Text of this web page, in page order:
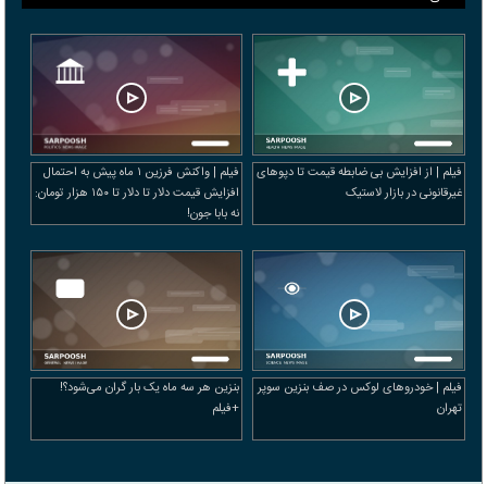
فیلم | از افزایش بی ضابطه قیمت تا دپوهای
غیرقانونی در بازار لاستیک
فیلم | واکنش فرزین ۱ ماه پیش به احتمال
افزایش قیمت دلار تا دلار تا ۱۵۰ هزار تومان:
نه بابا جون!
فیلم | خودرو‌های لوکس در صف بنزین سوپر
تهران
بنزین هر سه ماه یک بار گران می‌شود؟!
+فیلم